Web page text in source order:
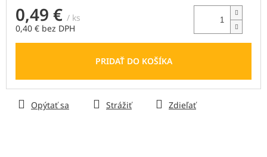
0,49 € / ks
0,40 € bez DPH
Jednotková
PRIDAŤ DO KOŠÍKA
Opýtať sa Strážiť Zdieľať